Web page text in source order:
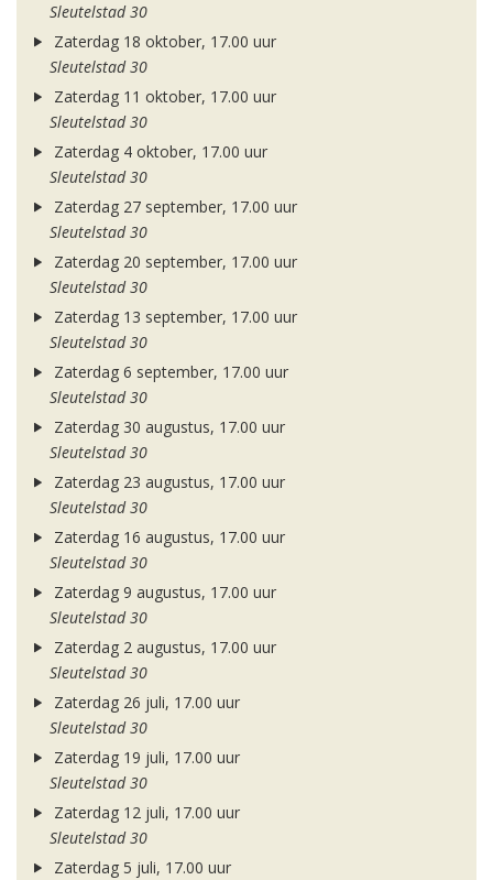
Sleutelstad 30
Zaterdag 18 oktober, 17.00 uur
Sleutelstad 30
Zaterdag 11 oktober, 17.00 uur
Sleutelstad 30
Zaterdag 4 oktober, 17.00 uur
Sleutelstad 30
Zaterdag 27 september, 17.00 uur
Sleutelstad 30
Zaterdag 20 september, 17.00 uur
Sleutelstad 30
Zaterdag 13 september, 17.00 uur
Sleutelstad 30
Zaterdag 6 september, 17.00 uur
Sleutelstad 30
Zaterdag 30 augustus, 17.00 uur
Sleutelstad 30
Zaterdag 23 augustus, 17.00 uur
Sleutelstad 30
Zaterdag 16 augustus, 17.00 uur
Sleutelstad 30
Zaterdag 9 augustus, 17.00 uur
Sleutelstad 30
Zaterdag 2 augustus, 17.00 uur
Sleutelstad 30
Zaterdag 26 juli, 17.00 uur
Sleutelstad 30
Zaterdag 19 juli, 17.00 uur
Sleutelstad 30
Zaterdag 12 juli, 17.00 uur
Sleutelstad 30
Zaterdag 5 juli, 17.00 uur